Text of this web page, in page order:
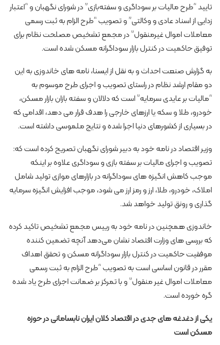
تایید “طرح مالیات بر سوداگری و سفته‌بازی” در شورای نگهبان و “اعتبار
زدایی از اسناد عادی و وکالتی” و تصویب “طرح الزام به ثبت رسمی
معاملات اموال غیرمنقول” در مجمع تشخیص مصلحت نظام برای
توفیق حاکمیت در کنترل بازار سوداگرانه مسکن شده است.
به گزارش صنعت احداث و به نقل از ایسنا، نامه های خاندوزی به این
دو مقام ارشد نظام در راستای تصویب و اجرای طرح موسوم به
“مالیات بر عایدی سرمایه” است که دلالان و سفته بازان بازار مسکن،
خودرو، طلا و سکه یا ارزهای خارجی را هدف قرار می دهد، اقدامی که
در بسیاری از کشورهای دنیا اجرا شده و نتایج ملموسی داشته است.
وزیر اقتصاد در نامه خود به دبیر شورای نگهبان تصریح کرده است که:
تصویب و اجرای مالیات بر سفته بازی و سوداگری علاوه بر اینکه
موجب کاهش انگیزه های سوداگرانه در بازارهای موازی تولید شامل
املاک، خودرو، طلا، ارز و رمز ارز می شود، موجب افزایش انگیزه سرمایه
گذاری و رونق تولید خواهد شد.
خاندوزی همچنین در نامه خود به رییس مجمع تشخیص تاکید کرده
که بررسی های وزارت اقتصاد نشان می‌دهد آنچه تضمین کننده
موفقیت حاکمیت در کنترل بازار سوداگرانه مسکن و تحقق اهداف
مقرر در قانون اساسی است به تصویب “طرح الزام به ثبت رسمی
معاملات اموال غیر منقول” و با تمرکز بر ضمانت اجرای طرح یاد شده
گره خورده است.
یکی از دغدغه های جدی در اقتصاد کلان ایران نابسامانی در حوزه
مسکن است